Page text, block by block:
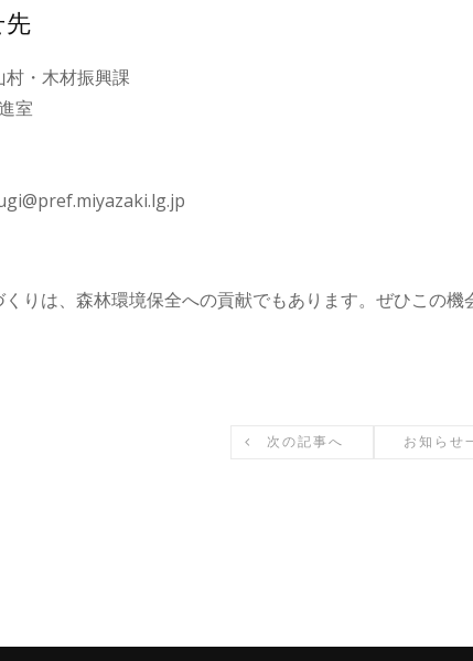
先
村・木材振興課
室
りは、森林環境保全への貢献でもあります。ぜひこの機
次の記事へ お知らせ